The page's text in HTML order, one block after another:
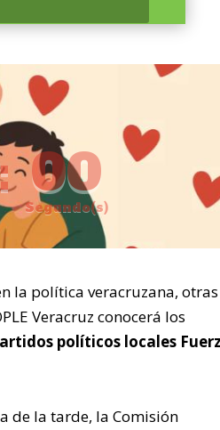
: 00
Segundo(s)
la política veracruzana, otras
Veracruz conocerá los
políticos locales
de la tarde, la Comisión